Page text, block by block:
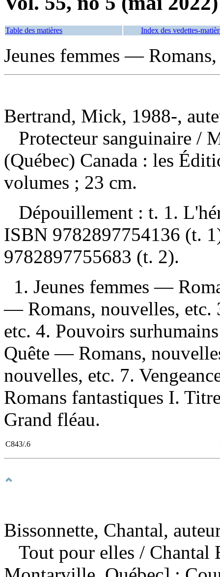
Table des matières Index des vedettes-
Jeunes femmes —
Bertrand, Mick, 1988-,
Protecteur sanguinaire /
(Québec) Canada : les
volumes ; 23 cm.
Dépouillement : t. 1.
ISBN 9782897754136 (t.
9782897755683 (t. 2).
1. Jeunes femmes —
— Romans, nouvelles,
etc. 4. Pouvoirs
Quête — Romans,
nouvelles, etc. 7.
Romans fantastiques I.
Grand fléau.
C843/.6
Bissonnette, Chantal,
Tout pour elles / Chantal